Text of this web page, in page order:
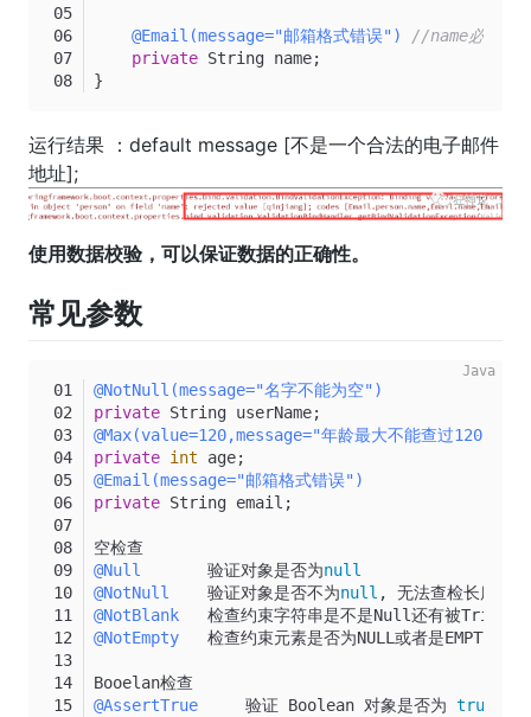
@Email(message="邮箱格式错误")
//name必须是
private String name;
}
运行结果 ：default message [不是一个合法的电子邮件
地址];
使用数据校验，可以保证数据的正确性。
常见参数
@NotNull(message="名字不能为空")
private String userName;
@Max(value=120,message="年龄最大不能查过120")
private int age;
@Email(message="邮箱格式错误")
private String email;
空检查
@Null
       验证对象是否为
null
@NotNull
    验证对象是否不为
null , 无法查检长度为
@NotBlank
检查约束字符串是不是Null还有被Trim的
@NotEmpty
   检查约束元素是否为NULL或者是EMPTY.
Booelan检查
@AssertTrue
     验证 Boolean 对象是否为
true